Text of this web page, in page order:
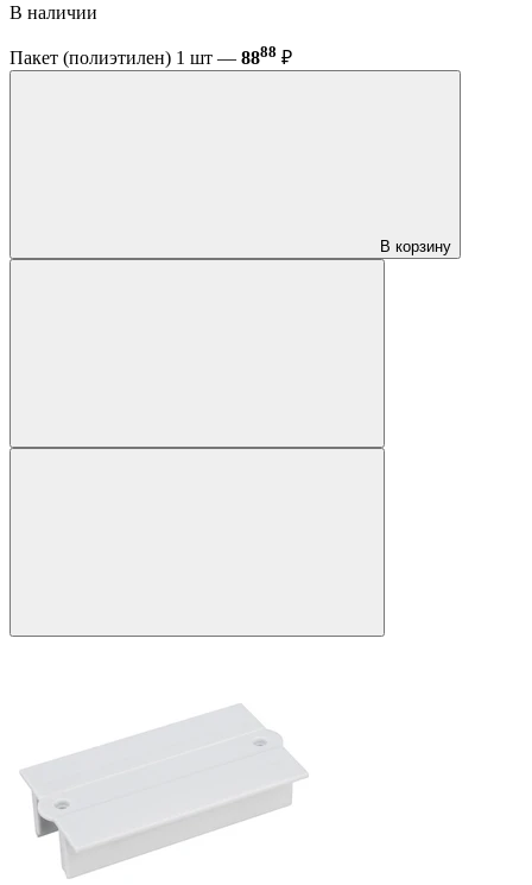
В наличии
Пакет (полиэтилен) 1 шт — 8888 ₽
В корзину